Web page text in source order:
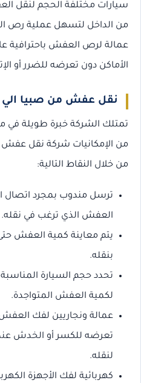
سيارات مختلفة الحجم لنقل
من الداخل لتسهل عملية رص
عمالة لرص العفش باحترافية
الأماكن دون تعرضه للضرر أو
نقل عفش من صبيا الي
تمتلك الشركة خبرة طويلة في
من الإمكانيات شركة نقل عفش
من خلال النقاط التالية:
ترسل مندوب بمجرد اتصال
العفش الذي ترغب في نقله.
يتم معاينة كمية العفش
بنقله.
تحدد حجم السيارة
لكمية العفش المتواجدة.
عمالة ونجاريين لفك العفش
تعرضه للكسر أو الخدش عند
لنقله.
كهربائية لفك الأجهزة